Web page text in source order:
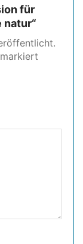
für
natur“
markiert